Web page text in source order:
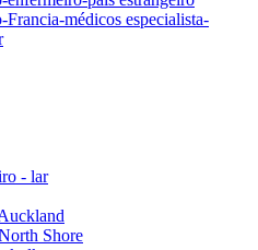
médicos especialista-
- lar
Shore